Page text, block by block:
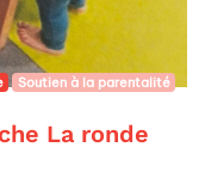
Soutien à la parentalité
La ronde